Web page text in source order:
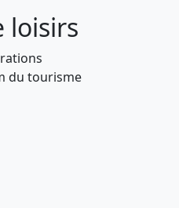
loisirs
du tourisme